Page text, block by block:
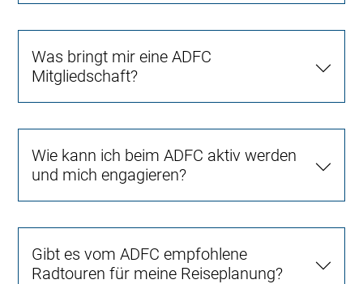
Was bringt mir eine ADFC
Mitgliedschaft?
Wie kann ich beim ADFC aktiv werden
und mich engagieren?
Gibt es vom ADFC empfohlene
Radtouren für meine Reiseplanung?